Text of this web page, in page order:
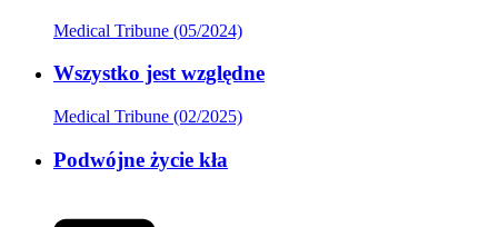
Medical Tribune (05/2024)
Wszystko jest względne
Medical Tribune (02/2025)
Podwójne życie kła